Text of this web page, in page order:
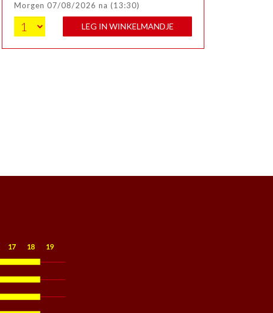
Morgen 07/08/2026 na (13:30)
LEG IN WINKELMANDJE